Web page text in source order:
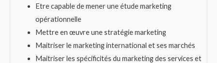
Etre capable de mener une étude marketing
opérationnelle
Mettre en œuvre une stratégie marketing
Maitriser le marketing international et ses marchés
Maitriser les spécificités du marketing des services et